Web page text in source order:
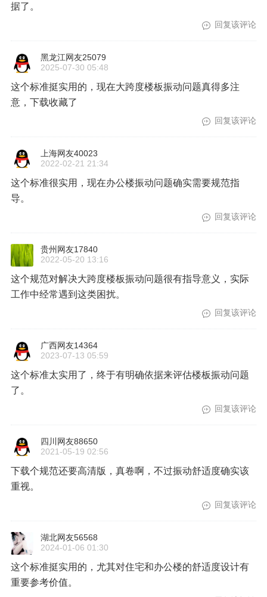
据了。
回复该评论
黑龙江网友25079
2025-07-30 05:48
这个标准挺实用的，现在大跨度楼板振动问题真得多注
意，下载收藏了
回复该评论
上海网友40023
2022-02-21 21:34
这个标准很实用，现在办公楼振动问题确实需要规范指
导。
回复该评论
贵州网友17840
2022-05-20 13:16
这个规范对解决大跨度楼板振动问题很有指导意义，实际
工作中经常遇到这类困扰。
回复该评论
广西网友14364
2023-07-13 05:59
这个标准太实用了，终于有明确依据来评估楼板振动问题
了。
回复该评论
四川网友88650
2021-05-19 02:56
下载个规范还要高清版，真卷啊，不过振动舒适度确实该
重视。
回复该评论
湖北网友56568
2024-01-06 01:30
这个标准挺实用的，尤其对住宅和办公楼的舒适度设计有
重要参考价值。